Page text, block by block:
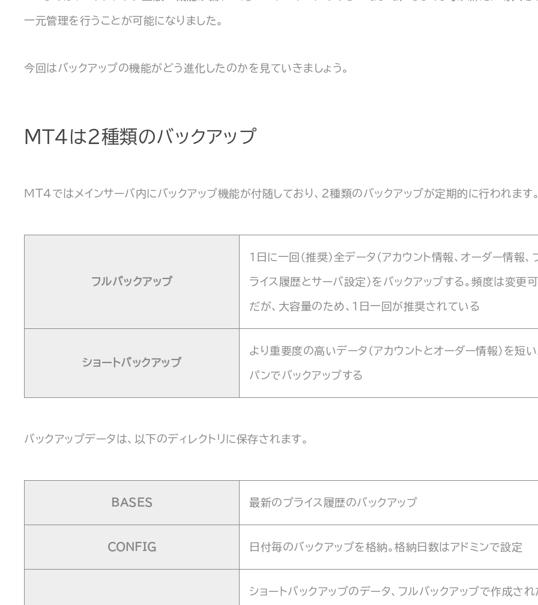
一元管理を行うことが可能になりました。
今回はバックアップの機能がどう進化したのかを見ていきましょう。
MT4は2種類のバックアップ
MT4ではメインサーバ内にバックアップ機能が付随しており、2種類のバックアップが定期的に行われます。
フルバックアップ
1日に一回（推奨）全データ（アカウント情報、オーダー情報、
ライス履歴とサーバ設定）をバックアップする。頻度は変更
だが、大容量のため、1日一回が推奨されている
ショートバックアップ
より重要度の高いデータ（アカウントとオーダー情報）を短い
パンでバックアップする
バックアップデータは、以下のディレクトリに保存されます。
BASES 最新のプライス履歴のバックアップ
CONFIG 日付毎のバックアップを格納。格納日数はアドミンで設定
ショートバックアップのデータ、フルバックアップで作成され